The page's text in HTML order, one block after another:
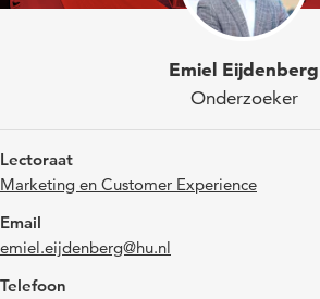
Emiel Eijdenberg
Onderzoeker
Lectoraat
Marketing en Customer Experience
Email
emiel.eijdenberg@hu.nl
Telefoon